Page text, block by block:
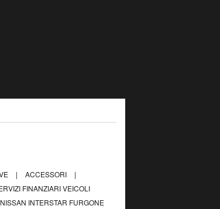
| ACCESSORI
|
FINANZIARI VEICOLI
NISSAN INTERSTAR FURGONE